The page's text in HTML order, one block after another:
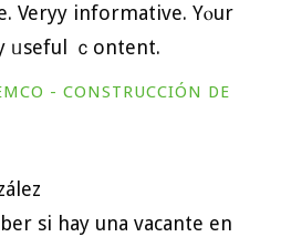
Veryy informative. Yⲟur
ᥙseful ｃontent.
- CONSTRUCCIÓN DE
si hay una vacante en